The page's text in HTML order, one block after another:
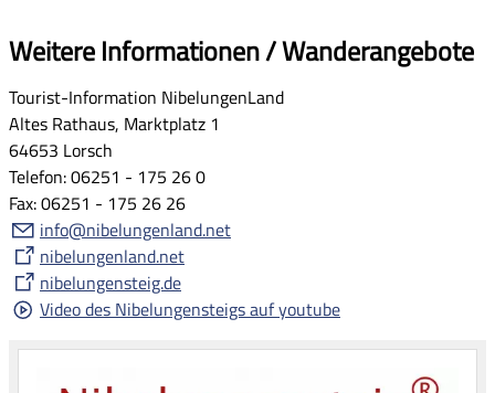
Weitere Informationen / Wanderangebote
Tourist-Information NibelungenLand
Altes Rathaus, Marktplatz 1
64653 Lorsch
Telefon: 06251 - 175 26 0
Fax: 06251 - 175 26 26
info@nibelungenland.net
nibelungenland.net
nibelungensteig.de
Video des Nibelungensteigs auf youtube